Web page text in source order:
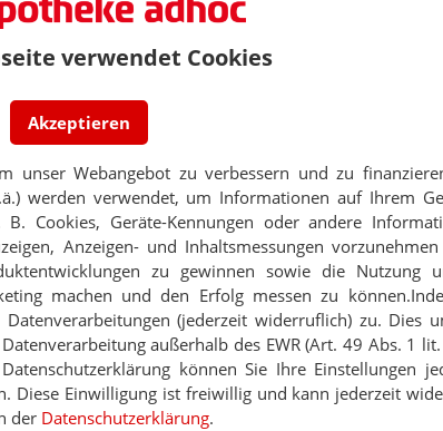
verwendet Cookies
Akzeptieren
unser Webangebot zu verbessern und zu
werden verwendet, um Informationen auf Ihrem
Cookies, Geräte-Kennungen oder andere
Anzeigen- und Inhaltsmessungen
zu gewinnen sowie die Nutzung
machen und den Erfolg messen zu
(jederzeit widerruflich) zu. Dies
außerhalb des EWR (Art. 49 Abs. 1 lit.
können Sie Ihre Einstellungen
Diese Einwilligung ist freiwillig und kann jederzeit
der Datenschutzerklärung.
(BStabG) sollen zum Jahreswechsel auch die
Handzettel...
besonderen Patienten versorgt. Ein Mauersegler landete im Hof
den Vogel und...
Mehr
machte stutzig
ein unbekannter Täter, in der Apotheke am Münstertor
Rezept an ein...Mehr»